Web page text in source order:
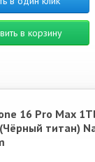
в корзину
16 Pro Max
титан)